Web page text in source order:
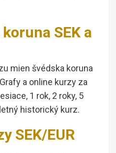
SEK a
mien švédska koruna
a online kurzy za
1 rok, 2 roky, 5
historický kurz.
SEK/EUR